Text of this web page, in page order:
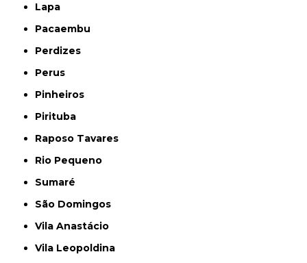
Lapa
Pacaembu
Perdizes
Perus
Pinheiros
Pirituba
Raposo Tavares
Rio Pequeno
Sumaré
São Domingos
Vila Anastácio
Vila Leopoldina